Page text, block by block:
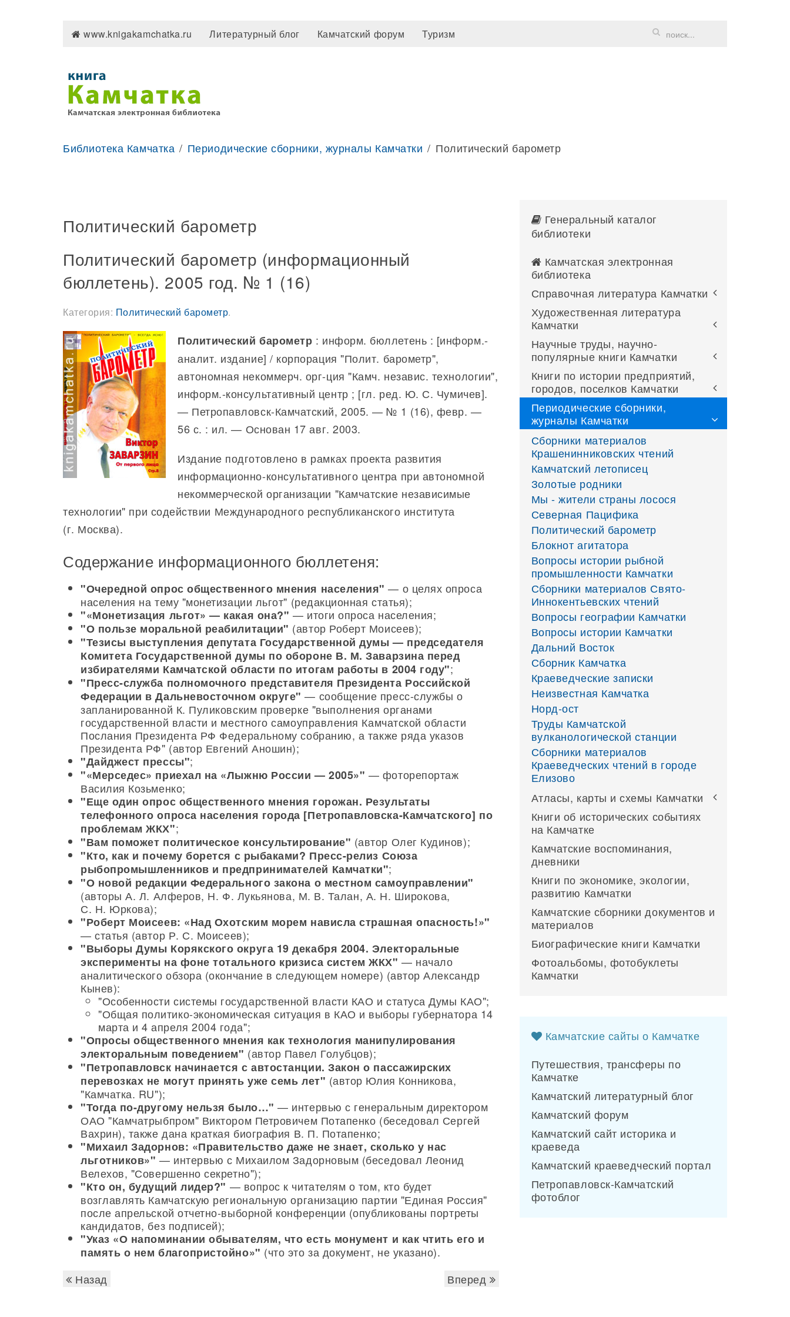
www.knigakamchatka.ru Литературный блог Камчатский форум Туризм
Библиотека Камчатка Периодические сборники, журналы Камчатки Политический барометр
Политический барометр
Политический барометр (информационный
бюллетень). 2005 год. № 1 (16)
Категория: Политический барометр.
Политический барометр : информ. бюллетень : [информ.-
аналит. издание] / корпорация "Полит. барометр",
автономная некоммерч. орг-ция "Камч. независ. технологии",
информ.-консультативный центр ; [гл. ред. Ю. С. Чумичев].
— Петропавловск-Камчатский, 2005. — № 1 (16), февр. —
56 с. : ил. — Основан 17 авг. 2003.
Издание подготовлено в рамках проекта развития
информационно-консультативного центра при автономной
некоммерческой организации "Камчатские независимые
технологии" при содействии Международного республиканского института
(г. Москва).
Содержание информационного бюллетеня:
"Очередной опрос общественного мнения населения" — о целях опроса
населения на тему "монетизации льгот" (редакционная статья);
"«Монетизация льгот» — какая она?" — итоги опроса населения;
"О пользе моральной реабилитации" (автор Роберт Моисеев);
"Тезисы выступления депутата Государственной думы — председателя
Комитета Государственной думы по обороне В. М. Заварзина перед
избирателями Камчатской области по итогам работы в 2004 году";
"Пресс-служба полномочного представителя Президента Российской
Федерации в Дальневосточном округе" — сообщение пресс-службы о
запланированной К. Пуликовским проверке "выполнения органами
государственной власти и местного самоуправления Камчатской области
Послания Президента РФ Федеральному собранию, а также ряда указов
Президента РФ" (автор Евгений Аношин);
"Дайджест прессы";
"«Мерседес» приехал на «Лыжню России — 2005»" — фоторепортаж
Василия Козьменко;
"Еще один опрос общественного мнения горожан. Результаты
телефонного опроса населения города [Петропавловска-Камчатского] по
проблемам ЖКХ";
"Вам поможет политическое консультирование" (автор Олег Кудинов);
"Кто, как и почему борется с рыбаками? Пресс-релиз Союза
рыбопромышленников и предпринимателей Камчатки";
"О новой редакции Федерального закона о местном самоуправлении"
(авторы А. Л. Алферов, Н. Ф. Лукьянова, М. В. Талан, А. Н. Широкова,
С. Н. Юркова);
"Роберт Моисеев: «Над Охотским морем нависла страшная опасность!»"
— статья (автор Р. С. Моисеев);
"Выборы Думы Корякского округа 19 декабря 2004. Электоральные
эксперименты на фоне тотального кризиса систем ЖКХ" — начало
аналитического обзора (окончание в следующем номере) (автор Александр
Кынев):
"Особенности системы государственной власти КАО и статуса Думы КАО";
"Общая политико-экономическая ситуация в КАО и выборы губернатора 14
марта и 4 апреля 2004 года";
"Опросы общественного мнения как технология манипулирования
электоральным поведением" (автор Павел Голубцов);
"Петропавловск начинается с автостанции. Закон о пассажирских
перевозках не могут принять уже семь лет" (автор Юлия Конникова,
"Камчатка. RU");
"Тогда по-другому нельзя было…" — интервью с генеральным директором
ОАО "Камчатрыбпром" Виктором Петровичем Потапенко (беседовал Сергей
Вахрин), также дана краткая биография В. П. Потапенко;
"Михаил Задорнов: «Правительство даже не знает, сколько у нас
льготников»" — интервью с Михаилом Задорновым (беседовал Леонид
Велехов, "Совершенно секретно");
"Кто он, будущий лидер?" — вопрос к читателям о том, кто будет
возглавлять Камчатскую региональную организацию партии "Единая Россия"
после апрельской отчетно-выборной конференции (опубликованы портреты
кандидатов, без подписей);
"Указ «О напоминании обывателям, что есть монумент и как чтить его и
память о нем благопристойно»" (что это за документ, не указано).
Назад
Вперед
Генеральный каталог
библиотеки
Камчатская электронная
библиотека
Справочная литература Камчатки
Художественная литература
Камчатки
Научные труды, научно-
популярные книги Камчатки
Книги по истории предприятий,
городов, поселков Камчатки
Периодические сборники,
журналы Камчатки
Сборники материалов
Крашенинниковских чтений
Камчатский летописец
Золотые родники
Мы - жители страны лосося
Северная Пацифика
Политический барометр
Блокнот агитатора
Вопросы истории рыбной
промышленности Камчатки
Сборники материалов Свято-
Иннокентьевских чтений
Вопросы географии Камчатки
Вопросы истории Камчатки
Дальний Восток
Сборник Камчатка
Краеведческие записки
Неизвестная Камчатка
Норд-ост
Труды Камчатской
вулканологической станции
Сборники материалов
Краеведческих чтений в городе
Елизово
Атласы, карты и схемы Камчатки
Книги об исторических событиях
на Камчатке
Камчатские воспоминания,
дневники
Книги по экономике, экологии,
развитию Камчатки
Камчатские сборники документов и
материалов
Биографические книги Камчатки
Фотоальбомы, фотобуклеты
Камчатки
Камчатские сайты о Камчатке
Путешествия, трансферы по
Камчатке
Камчатский литературный блог
Камчатский форум
Камчатский сайт историка и
краеведа
Камчатский краеведческий портал
Петропавловск-Камчатский
фотоблог